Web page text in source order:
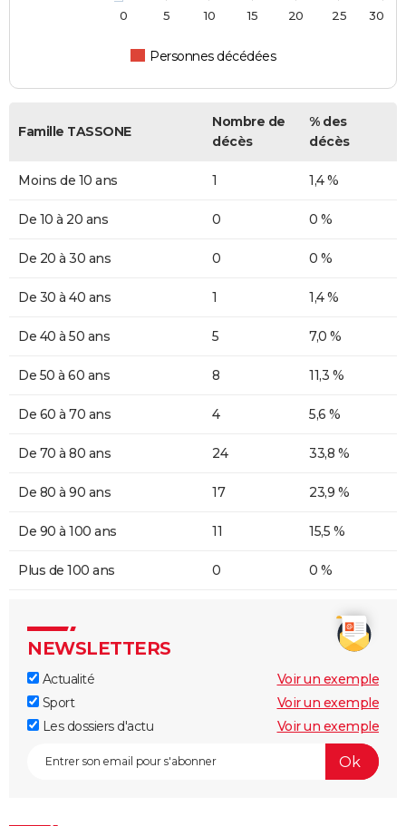
Personnes décédées
0 5 10 15 20 25 30
Famille TASSONE
Nombre de
décès
% des
décès
Moins de 10 ans 1 1,4 %
De 10 à 20 ans 0 0 %
De 20 à 30 ans 0 0 %
De 30 à 40 ans 1 1,4 %
De 40 à 50 ans 5 7,0 %
De 50 à 60 ans 8 11,3 %
De 60 à 70 ans 4 5,6 %
De 70 à 80 ans 24 33,8 %
De 80 à 90 ans 17 23,9 %
De 90 à 100 ans 11 15,5 %
Plus de 100 ans 0 0 %
NEWSLETTERS
Actualité
Voir un exemple
Sport
Voir un exemple
Les dossiers d'actu
Voir un exemple